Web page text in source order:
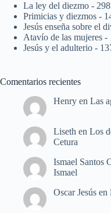
La ley del diezmo -
Primicias y diezmos -
Jesús enseña sobre el
Atavío de las mujeres -
Jesús y el adulterio -
Comentarios recientes
Henry en Las
Liseth en Los
Cetura
Ismael Santos
Ismael
Oscar Jesús en